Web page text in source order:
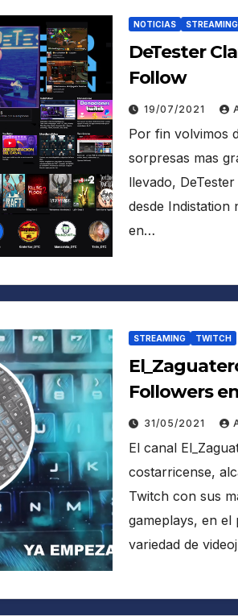
NOTICIAS STREAMING
DeTester
Follow
19/07/2021
Por fin volvimos
sorpresas mas
llevado,
desde Indistation
en…
STREAMING TWITCH
Followers
31/05/2021
El canal
costarricense,
Twitch con sus
gameplays, en
variedad de